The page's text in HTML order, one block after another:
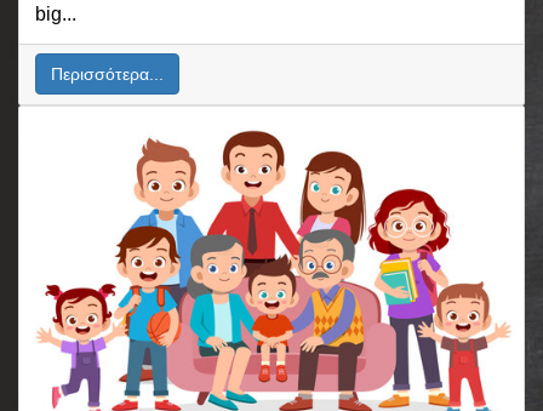
big...
Περισσότερα...